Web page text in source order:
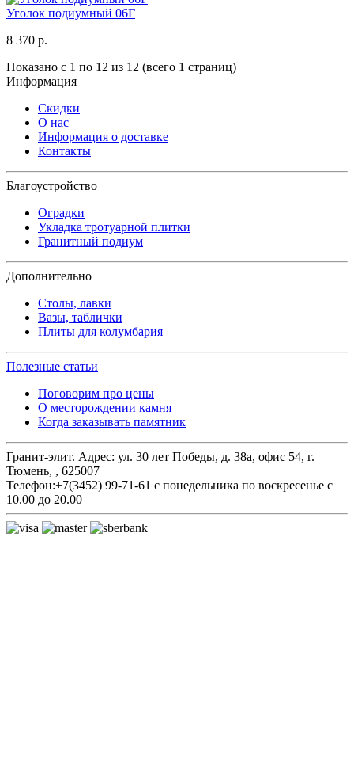
Уголок подиумный 06Г
8 370 р.
Показано с 1 по 12 из 12 (всего 1 страниц)
Информация
Скидки
О нас
Информация о доставке
Контакты
Благоустройство
Оградки
Укладка тротуарной плитки
Гранитный подиум
Дополнительно
Столы, лавки
Вазы, таблички
Плиты для колумбария
Полезные статьи
Поговорим про цены
О месторождении камня
Когда заказывать памятник
Гранит-элит. Адрес: ул. 30 лет Победы, д. 38а, офис 54, г.
Тюмень, , 625007
Телефон:+7(3452) 99-71-61 с понедельника по воскресенье с
10.00 до 20.00